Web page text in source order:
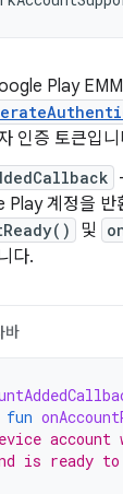
Play
인증 토큰입니
Play 계정을 반
및
다.
바
fun
account
is ready to